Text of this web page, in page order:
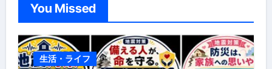
You Missed
生活・ライフ